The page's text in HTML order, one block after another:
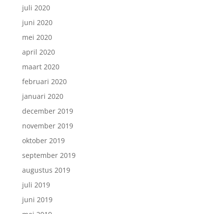
juli 2020
juni 2020
mei 2020
april 2020
maart 2020
februari 2020
januari 2020
december 2019
november 2019
oktober 2019
september 2019
augustus 2019
juli 2019
juni 2019